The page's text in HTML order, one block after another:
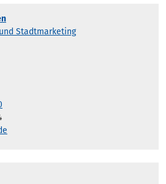
Stadtmarketing